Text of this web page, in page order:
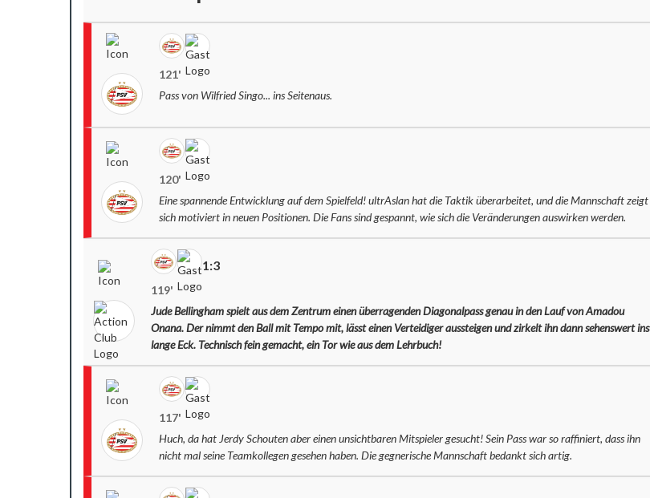
121'
Pass von Wilfried Singo... ins Seitenaus.
120'
Eine spannende Entwicklung auf dem Spielfeld! ultrAslan hat die Taktik überarbeitet, und die Mannschaft zeigt
sich motiviert in neuen Positionen. Die Fans sind gespannt, wie sich die Veränderungen auswirken werden.
1:3
119'
Jude Bellingham spielt aus dem Zentrum einen überragenden Diagonalpass genau in den Lauf von Amadou
Onana. Der nimmt den Ball mit Tempo mit, lässt einen Verteidiger aussteigen und zirkelt ihn dann sehenswert ins
lange Eck. Technisch fein gemacht, ein Tor wie aus dem Lehrbuch!
117'
Huch, da hat Jerdy Schouten aber einen unsichtbaren Mitspieler gesucht! Sein Pass war so raffiniert, dass ihn
nicht mal seine Teamkollegen gesehen haben. Die gegnerische Mannschaft bedankt sich artig.